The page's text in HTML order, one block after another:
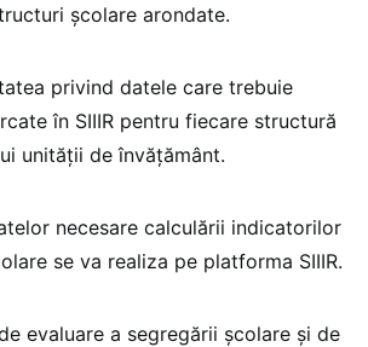
școlare arondate.
privind datele care trebuie
în SIIIR pentru fiecare structură
unității de învățământ.
necesare calculării indicatorilor
se va realiza pe platforma SIIIR.
evaluare a segregării școlare și de